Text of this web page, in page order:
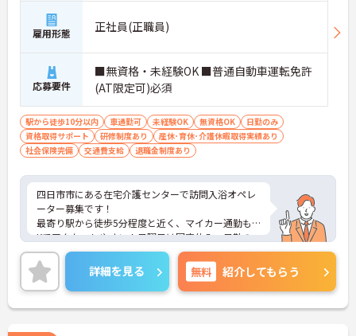
雇用形態 正社員(正職員)
応募要件
■無資格・未経験OK ■普通自動車運転免許
(AT限定可)必須
駅から徒歩10分以内 車通勤可 未経験OK 無資格OK
日勤のみ
資格取得サポート
研修制度あり
産休･育休･介護休暇取得実績あり
社会保険完備
交通費支給 退職金制度あり
四日市市にある在宅介護センターで訪問入浴オペレ
ーター募集です！
最寄り駅から徒歩5分程度と近く、マイカー通勤もO
Kでアクセスしやすい！日曜日は固定休み、日勤の
みで働きやすい形態です！
別業界・未経験からの転職も多いので研修制度も充
実しています！
ご興味ある方には、面接対策ポイントなど、詳細を
お話しいたしますのでお気軽にご相談ください。
詳細を見る 無料 紹介してもらう